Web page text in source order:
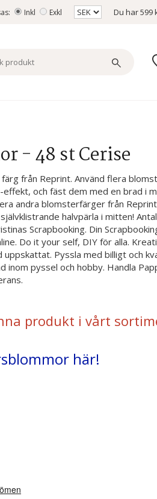
Inkl Exkl Du har599
- 48 st Cerise
från Reprint. Använd flera
och fäst dem med en brad i
andra blomsterfärger från
halvpärla i mitten!
Scrapbooking. Din
Do it your self, DIY för alla.
Pyssla med billigt och
inom pyssel och hobby. Handla
produkt i vårt
här!